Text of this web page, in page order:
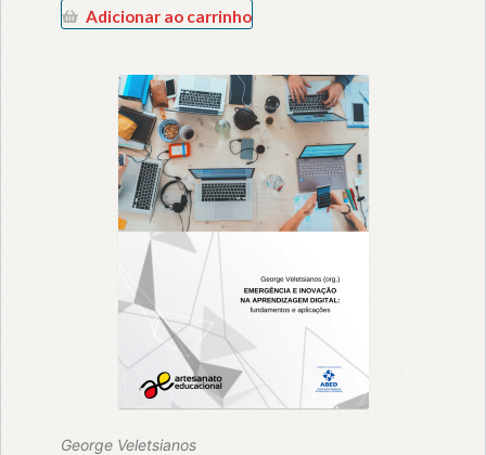
Adicionar ao carrinho
George Veletsianos